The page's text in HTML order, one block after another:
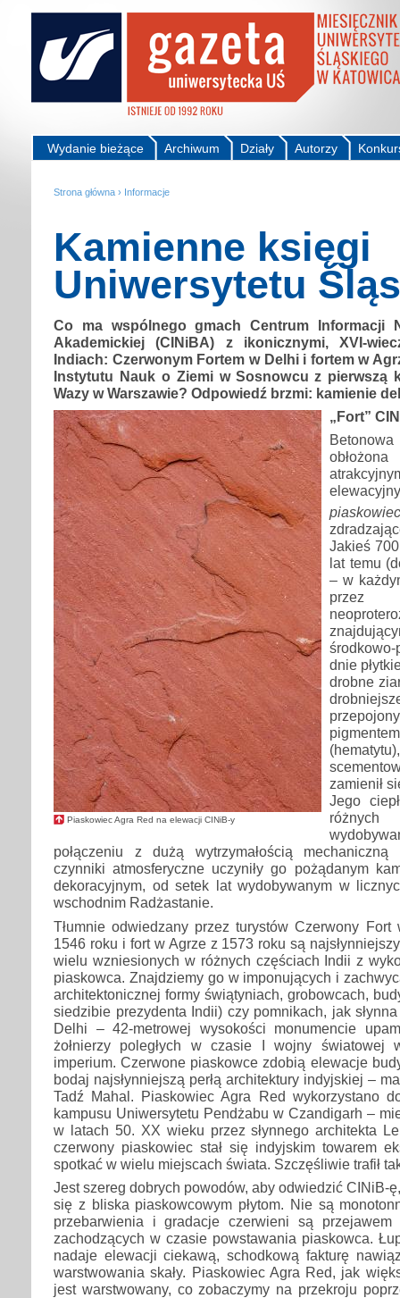
Autorzy
Działy
Archiwum
Wydanie bieżące
Strona główna › Informacje
Kamienne księgi
Uniwersytetu
Co ma wspólnego gmach Centrum Informacji
Akademickiej (CINiBA) z ikonicznymi, XVI-
Indiach: Czerwonym Fortem w Delhi i fortem w
Instytutu Nauk o Ziemi w Sosnowcu z pierwszą
Wazy w Warszawie? Odpowiedź brzmi: kamienie
Piaskowiec Agra Red na elewacji CINiB-y
„Fort”
Jakieś
lat temu
– w
środkowo-
dnie
drobne
zamienił
Jego
połączeniu z dużą wytrzymałością
czynniki atmosferyczne uczyniły go pożądanym
dekoracyjnym, od setek lat wydobywanym w
wschodnim Radżastanie.
Tłumnie odwiedzany przez turystów Czerwony
1546 roku i fort w Agrze z 1573 roku są
wielu wzniesionych w różnych częściach Indii z
piaskowca. Znajdziemy go w imponujących i
architektonicznej formy świątyniach, grobowcach,
siedzibie prezydenta Indii) czy pomnikach, jak
Delhi – 42-metrowej wysokości monumencie
żołnierzy poległych w czasie I wojny światowej
imperium. Czerwone piaskowce zdobią elewacje
bodaj najsłynniejszą perłą architektury indyjskiej –
Tadź Mahal. Piaskowiec Agra Red wykorzystano
kampusu Uniwersytetu Pendżabu w Czandigarh –
w latach 50. XX wieku przez słynnego architekta
czerwony piaskowiec stał się indyjskim towarem
spotkać w wielu miejscach świata. Szczęśliwie trafił
Jest szereg dobrych powodów, aby odwiedzić CINiB-
się z bliska piaskowcowym płytom. Nie są
przebarwienia i gradacje czerwieni są przejawem
zachodzących w czasie powstawania piaskowca.
nadaje elewacji ciekawą, schodkową fakturę
warstwowania skały. Piaskowiec Agra Red, jak
jest warstwowany, co zobaczymy na przekroju